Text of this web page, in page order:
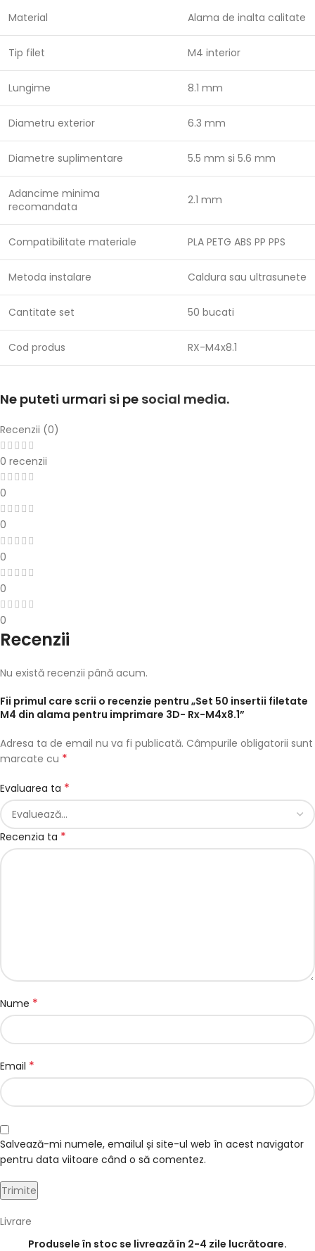
Material Alama de inalta calitate
Tip filet M4 interior
Lungime 8.1 mm
Diametru exterior 6.3 mm
Diametre suplimentare 5.5 mm si 5.6 mm
Adancime minima
recomandata
2.1 mm
Compatibilitate materiale PLA PETG ABS PP PPS
Metoda instalare Caldura sau ultrasunete
Cantitate set 50 bucati
Cod produs RX-M4x8.1
Ne puteti urmari si pe social media.
Recenzii (0)
0 recenzii
0
0
0
0
0
Recenzii
Nu există recenzii până acum.
Fii primul care scrii o recenzie pentru „Set 50 insertii filetate
M4 din alama pentru imprimare 3D- Rx-M4x8.1”
Adresa ta de email nu va fi publicată. Câmpurile obligatorii sunt
marcate cu *
Evaluarea ta *
Recenzia ta *
Nume *
Email *
Salvează-mi numele, emailul și site-ul web în acest navigator
pentru data viitoare când o să comentez.
Livrare
Produsele în stoc se livrează în 2-4 zile lucrătoare.